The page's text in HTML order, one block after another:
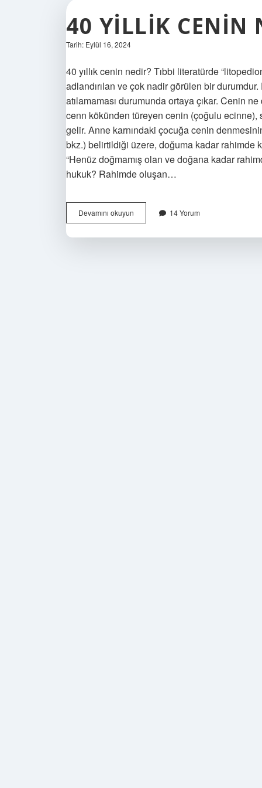
40 YILLIK CENIN
Tarih: Eylül 16, 2024
40 yıllık cenin nedir? Tıbbi literatürde
adlandırılan ve çok nadir görülen bir
atılamaması durumunda ortaya çıkar. Cenin
cenn kökünden türeyen cenin (çoğulu
gelir. Anne karnındaki çocuğa cenin
bkz.) belirtildiği üzere, doğuma kadar rahimde
“Henüz doğmamış olan ve doğana kadar
hukuk? Rahimde oluşan…
Devamını okuyun
Yillik
14 Yorum